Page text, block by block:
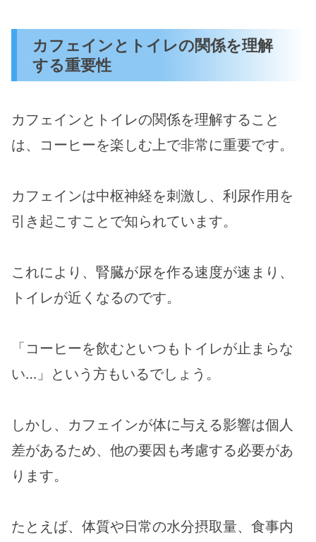
カフェインとトイレの関係を理解
する重要性
カフェインとトイレの関係を理解すること
は、コーヒーを楽しむ上で非常に重要です。
カフェインは中枢神経を刺激し、利尿作用を
引き起こすことで知られています。
これにより、腎臓が尿を作る速度が速まり、
トイレが近くなるのです。
「コーヒーを飲むといつもトイレが止まらな
い…」という方もいるでしょう。
しかし、カフェインが体に与える影響は個人
差があるため、他の要因も考慮する必要があ
ります。
たとえば、体質や日常の水分摂取量、食事内